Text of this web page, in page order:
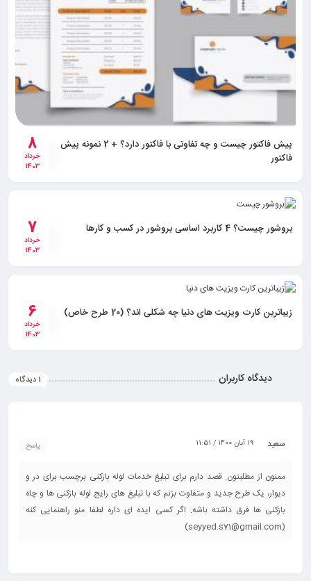
8
خرداد
1403
پیش فاکتور چیست و چه تفاوتی با فاکتور دارد؟ + 2 نمونه پیش
فاکتور
7
خرداد
1403
بروشور چیست؟ 4 کاربرد اساسی بروشور در کسب و کارها
6
خرداد
1403
زیباترین کارت ویزیت های دنیا چه شکلی اند؟ (20 طرح خاص)
دیدگاه کاربران 1 دیدگاه
سعید 19 آبان 1400 / 11:51 پاسخ
ممنون از مطلبتون. قصد دارم برای تبلیغ خدمات لوله بازکنی برچسب برای در و
دیوار، یک طرح جدید و متفاوت بزنم که با تبلیغ های رایج لوله بازکنی ها و چاه
بازکنی ها فرق داشته باشه. اگر کسی ایده ای داره لطفا منو راهنمایی کنه
(seyyed.s71@gmail.com)